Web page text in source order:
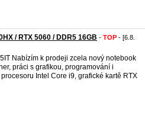
/ RTX 5060 / DDR5 16GB - TOP - [6.8.
Nabízím k prodeji zcela nový notebook
práci s grafikou, programování i
Intel Core i9, grafické kartě RTX